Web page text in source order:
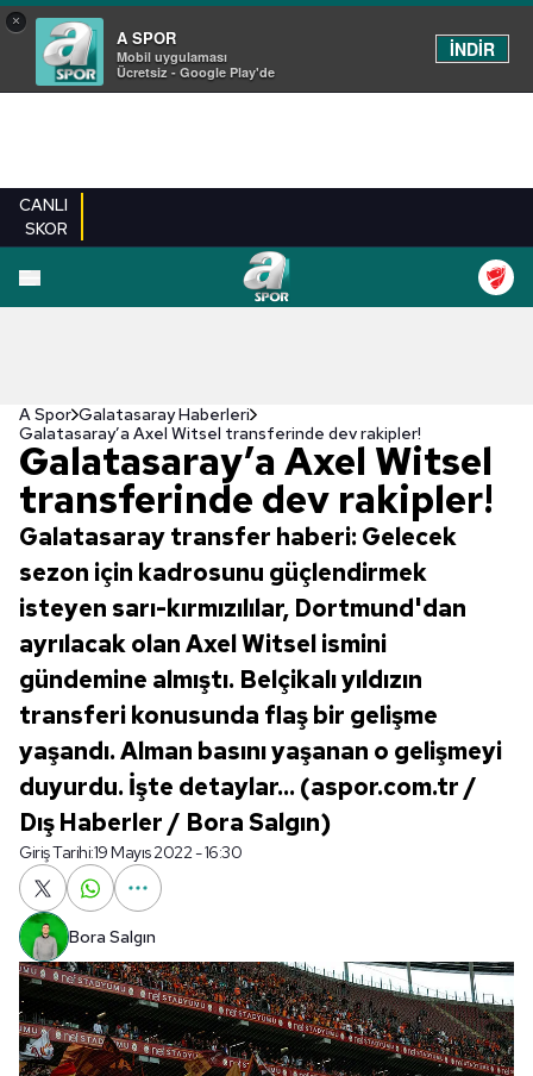
×
A SPOR
Mobil uygulaması
Ücretsiz - Google Play'de
İNDİR
CANLI
SKOR
A Spor Galatasaray Haberleri
Galatasaray’a Axel Witsel transferinde dev rakipler!
Galatasaray’a Axel Witsel
transferinde dev rakipler!
Galatasaray transfer haberi: Gelecek
sezon için kadrosunu güçlendirmek
isteyen sarı-kırmızılılar, Dortmund'dan
ayrılacak olan Axel Witsel ismini
gündemine almıştı. Belçikalı yıldızın
transferi konusunda flaş bir gelişme
yaşandı. Alman basını yaşanan o gelişmeyi
duyurdu. İşte detaylar... (aspor.com.tr /
Dış Haberler / Bora Salgın)
Giriş Tarihi:19 Mayıs 2022 - 16:30
Bora Salgın